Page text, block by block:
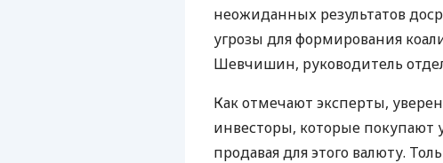
неожиданных результатов
угрозы для формирования
Шевчишин, руководитель
Как отмечают эксперты,
инвесторы, которые покупают
продавая для этого валюту.